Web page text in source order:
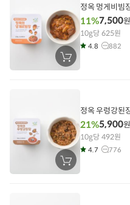
장
바
정옥 멍게비빔
11%7,500원
10g당 625원
4.8 882
장
바
21%5,900원
10g당 492원
4.7 776